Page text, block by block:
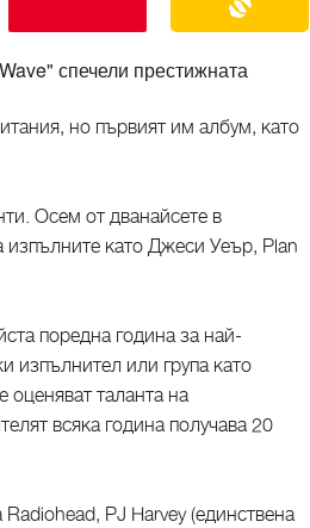
спечели престижната
но първият им албум, като
Осем от дванайсете в
изпълните като Джеси Уеър, Plan
поредна година за най-
изпълнител или група като
оценяват таланта на
всяка година получава 20
PJ Harvey (единствена